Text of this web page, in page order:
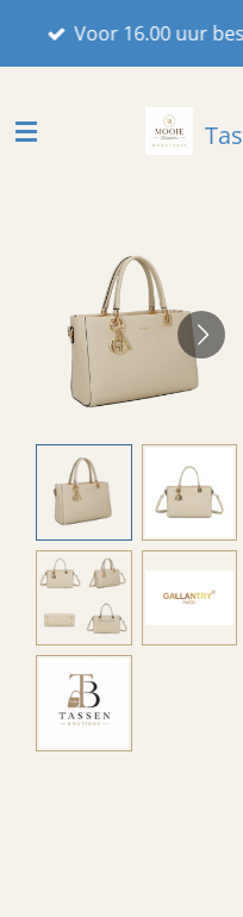
hoofdinhoud
Voor 16.00 uur